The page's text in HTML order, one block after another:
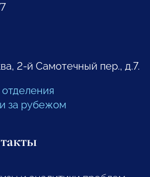
2-й Самотечный пер., д.7.
за рубежом